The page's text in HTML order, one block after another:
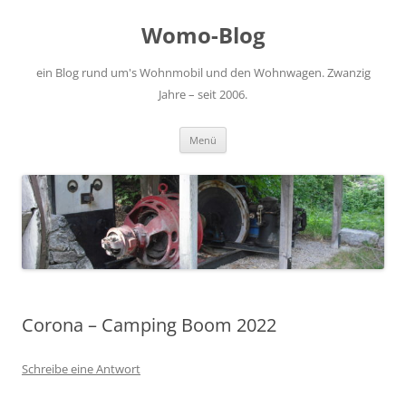
Womo-Blog
ein Blog rund um's Wohnmobil und den Wohnwagen. Zwanzig
Jahre – seit 2006.
Menü
Corona – Camping Boom 2022
Schreibe eine Antwort